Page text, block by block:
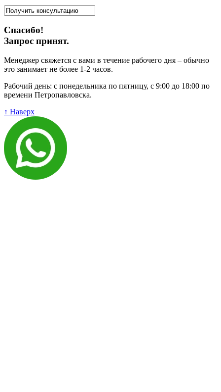
Спасибо!
Запрос принят.
Менеджер свяжется с вами в течение рабочего дня – обычно
это занимает не более 1-2 часов.
Рабочий день: с понедельника по пятницу, с 9:00 до 18:00 по
времени Петропавловска.
↑ Наверх